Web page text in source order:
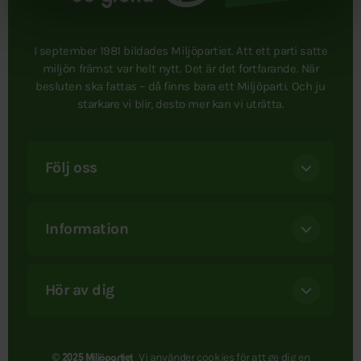
I september 1981 bildades Miljöpartiet. Att ett parti satte
miljön främst var helt nytt. Det är det fortfarande. När
besluten ska fattas – då finns bara ett Miljöparti. Och ju
starkare vi blir, desto mer kan vi uträtta.
Följ oss
Information
Hör av dig
© 2025 Miljöpartiet Vi användercookies för att ge dig en